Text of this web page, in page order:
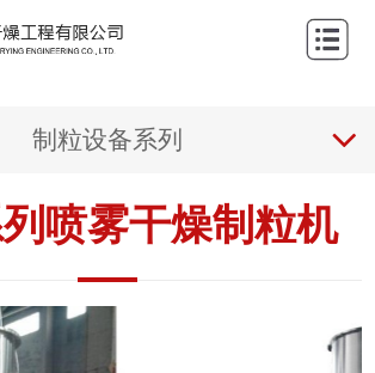
制粒设备系列
喷雾干燥制粒机